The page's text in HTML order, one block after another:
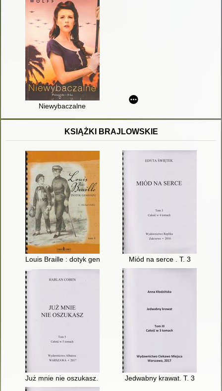
Niewybaczalne
KSIĄŻKI BRAJLOWSKIE
Louis Braille : dotyk geniuszu. T. 4Miód na serce . T. 3
Już mnie nie oszukasz. T. 5 Jedwabny krawat. T. 3